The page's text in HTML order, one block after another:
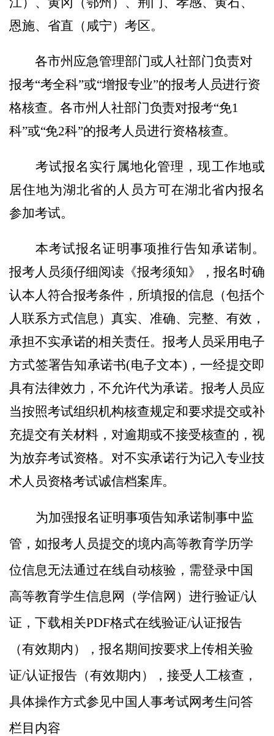
恩施、省直 （ 咸宁） 考区。
各市州 应急管理部门或人社部门负责对
报考“考全科”或“增报专业”的报考人员进行资
格核查。各市州人社部门负责对报考“免1
科”或“免2科”的报考人员进行资格核查。
考试报名实行属地化管理，现工作地或
居住地为湖北省的人员方可在湖北省内报名
参加考试。
本考试报名证明事项推行告知承诺制。
报考人员须仔细阅读《报考须知》，报名时确
认本人符合报考条件，所填报的信息（包括个
人联系方式信息）真实、准确、完整、有效，
承担不实承诺的相关责任。报考人员采用电子
方式签署告知承诺书(电子文本)，一经提交即
具有法律效力，不允许代为承诺。报考人员应
当按照考试组织机构核查规定和要求提交或补
充提交有关材料，对逾期或不接受核查的，视
为放弃考试资格。对不实承诺行为记入专业技
术人员资格考试诚信档案库。
为加强报名证明事项告知承诺制事中监
管，如报考人员提交的境内高等教育学历学
位信息无法通过在线自动核验，需登录中国
高等教育学生信息网（学信网）进行验证/认
证，下载相关PDF格式在线验证/认证报告
（有效期内）
，报名期间按要求上传相关验
证/认证报告 （有效期内）
，接受人工核查，
具体操作方式参见中国人事考试网考生问答
栏目内容